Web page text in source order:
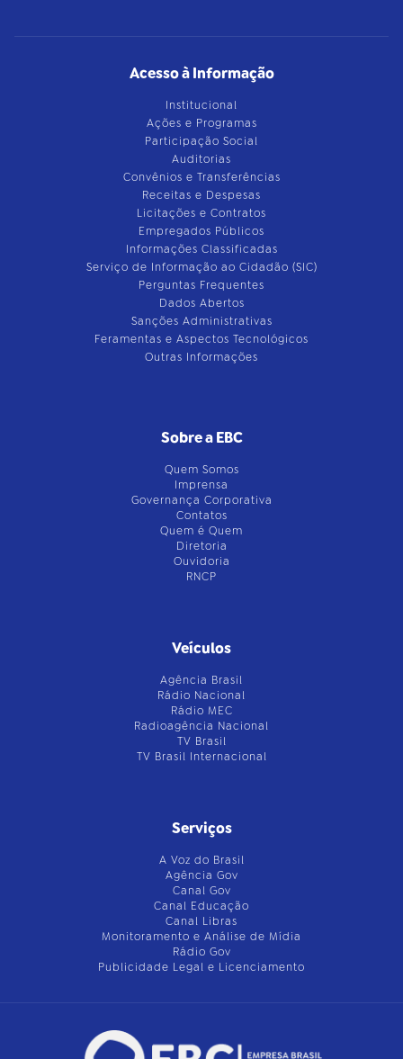
Acesso à Informação
Institucional
Ações e Programas
Participação Social
Auditorias
Convênios e Transferências
Receitas e Despesas
Licitações e Contratos
Empregados Públicos
Informações Classificadas
Serviço de Informação ao Cidadão (SIC)
Perguntas Frequentes
Dados Abertos
Sanções Administrativas
Feramentas e Aspectos Tecnológicos
Outras Informações
Sobre a EBC
Quem Somos
Imprensa
Governança Corporativa
Contatos
Quem é Quem
Diretoria
Ouvidoria
RNCP
Veículos
Agência Brasil
Rádio Nacional
Rádio MEC
Radioagência Nacional
TV Brasil
TV Brasil Internacional
Serviços
A Voz do Brasil
Agência Gov
Canal Gov
Canal Educação
Canal Libras
Monitoramento e Análise de Mídia
Rádio Gov
Publicidade Legal e Licenciamento